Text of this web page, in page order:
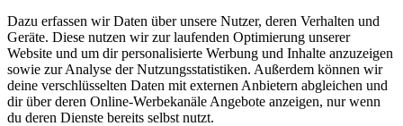
Dazu erfassen wir Daten über unsere Nutzer, deren Verhalten und
Geräte. Diese nutzen wir zur laufenden Optimierung unserer
Website und um dir personalisierte Werbung und Inhalte anzuzeigen
sowie zur Analyse der Nutzungsstatistiken. Außerdem können wir
deine verschlüsselten Daten mit externen Anbietern abgleichen und
dir über deren Online-Werbekanäle Angebote anzeigen, nur wenn
du deren Dienste bereits selbst nutzt.